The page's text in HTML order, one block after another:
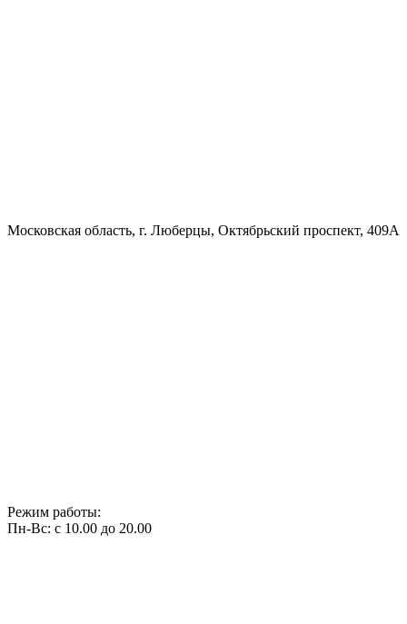
Московская область, г. Люберцы, Октябрьский проспект, 409А
Режим работы:
Пн-Вс: с 10.00 до 20.00